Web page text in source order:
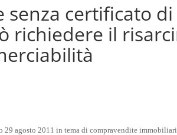
senza certificato di
richiedere il
29 agosto 2011 in tema di compravendite